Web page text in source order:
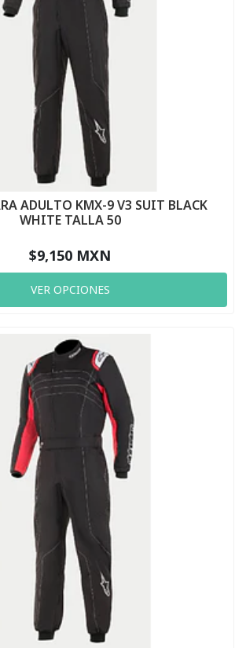
ADULTO KMX-9 V3 SUIT BLACK
WHITE TALLA 50
$9,150 MXN
VER OPCIONES